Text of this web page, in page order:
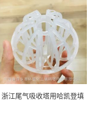
浙江尾气吸收塔用哈凯登填